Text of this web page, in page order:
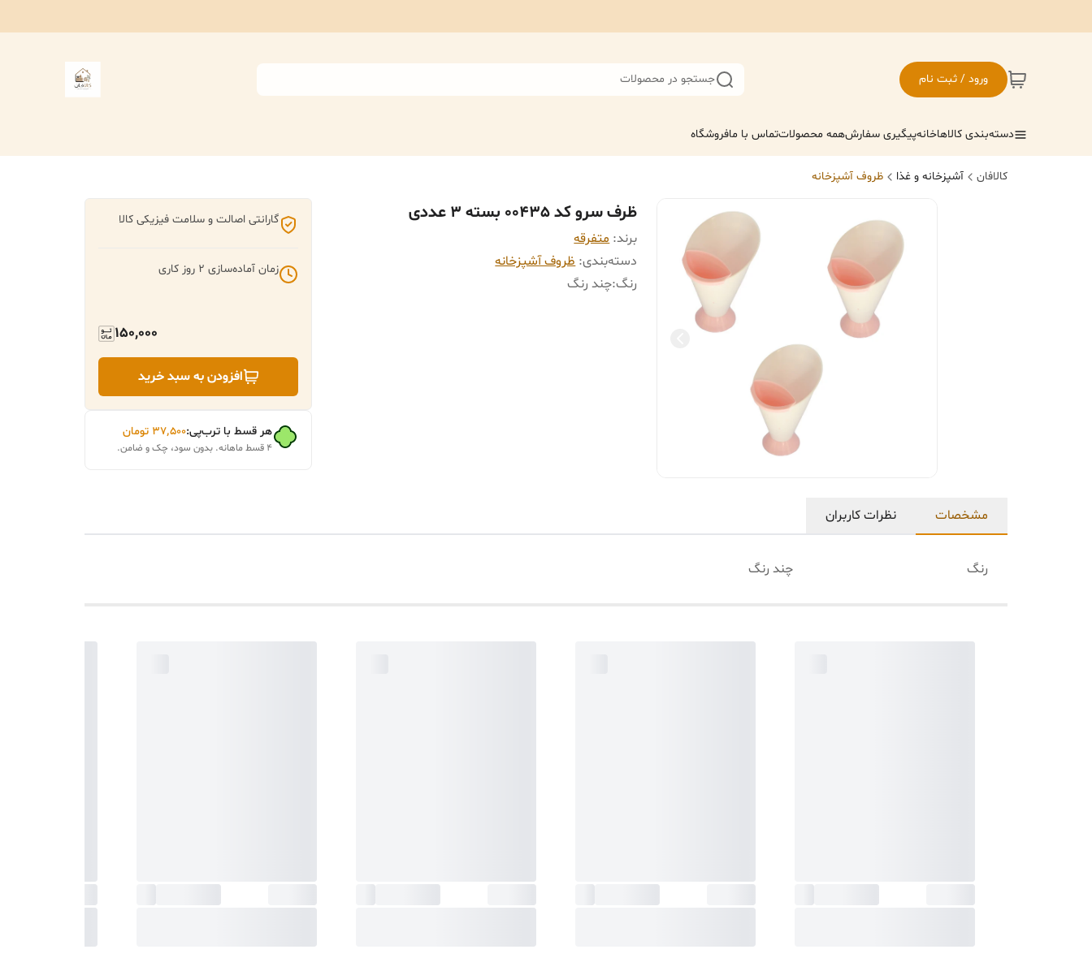
ورود / ثبت نام جستجو در محصولات
دسته‌بندی کالاهاخانهپیگیری سفارشهمه محصولاتتماس با مافروشگاه
کالافان آشپزخانه و غذا ظروف آشپزخانه
ظرف سرو کد 00435 بسته 3 عددی
برند: متفرقه
دسته‌بندی:ظروف آشپزخانه
رنگ:چند رنگ
گارانتی اصالت و سلامت فیزیکی کالا
زمان آماده‌سازی 2 روز کاری
150,000
افزودن به سبد خرید
هر قسط با ترب‌پی:۳۷٬۵۰۰ تومان
۴ قسط ماهانه. بدون سود، چک و ضامن.
مشخصات نظرات کاربران
رنگ چند رنگ